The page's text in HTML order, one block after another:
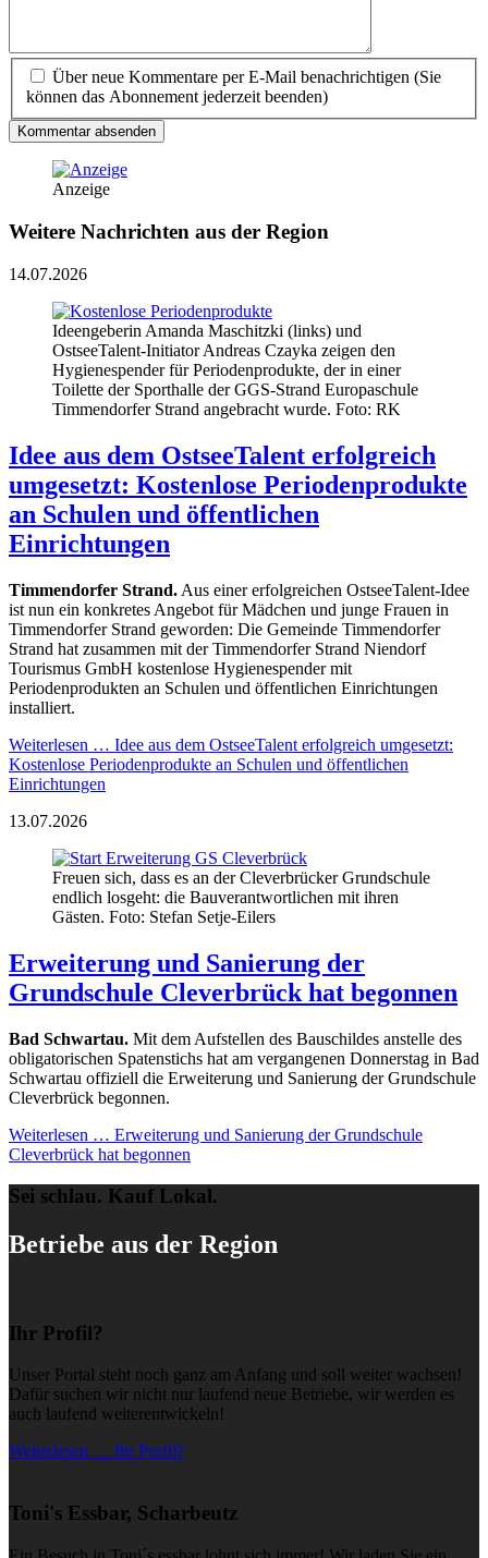
Über neue Kommentare per E-Mail benachrichtigen (Sie
können das Abonnement jederzeit beenden)
Kommentar absenden
Anzeige
Weitere Nachrichten aus der Region
14.07.2026
Ideengeberin Amanda Maschitzki (links) und
OstseeTalent-Initiator Andreas Czayka zeigen den
Hygienespender für Periodenprodukte, der in einer
Toilette der Sporthalle der GGS-Strand Europaschule
Timmendorfer Strand angebracht wurde. Foto: RK
Idee aus dem OstseeTalent erfolgreich
umgesetzt: Kostenlose Periodenprodukte
an Schulen und öffentlichen
Einrichtungen
Timmendorfer Strand. Aus einer erfolgreichen OstseeTalent-Idee
ist nun ein konkretes Angebot für Mädchen und junge Frauen in
Timmendorfer Strand geworden: Die Gemeinde Timmendorfer
Strand hat zusammen mit der Timmendorfer Strand Niendorf
Tourismus GmbH kostenlose Hygienespender mit
Periodenprodukten an Schulen und öffentlichen Einrichtungen
installiert.
Weiterlesen … Idee aus dem OstseeTalent erfolgreich umgesetzt:
Kostenlose Periodenprodukte an Schulen und öffentlichen
Einrichtungen
13.07.2026
Freuen sich, dass es an der Cleverbrücker Grundschule
endlich losgeht: die Bauverantwortlichen mit ihren
Gästen. Foto: Stefan Setje-Eilers
Erweiterung und Sanierung der
Grundschule Cleverbrück hat begonnen
Bad Schwartau. Mit dem Aufstellen des Bauschildes anstelle des
obligatorischen Spatenstichs hat am vergangenen Donnerstag in Bad
Schwartau offiziell die Erweiterung und Sanierung der Grundschule
Cleverbrück begonnen.
Weiterlesen … Erweiterung und Sanierung der Grundschule
Cleverbrück hat begonnen
Sei schlau. Kauf Lokal.
Betriebe aus der Region
Ihr Profil?
Unser Portal steht noch ganz am Anfang und soll weiter wachsen!
Dafür suchen wir nicht nur laufend neue Betriebe, wir werden es
auch laufend weiterentwickeln!
Weiterlesen … Ihr Profil?
Toni's Essbar, Scharbeutz